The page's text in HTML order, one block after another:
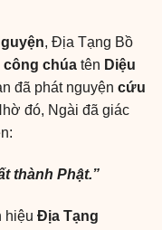
, Địa Tạng Bồ
công chúa tên Diệu
đã phát nguyện cứu
đó, Ngài đã giác
thành Phật.”
hiệu Địa Tạng